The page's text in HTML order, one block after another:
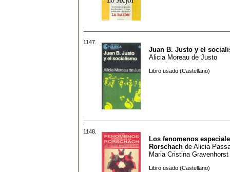
1147.
Juan B. Justo y el
Alicia Moreau de Justo
Libro usado (Castellano)
1148.
Los fenomenos
Rorschach de Alicia
Maria Cristina Gravenhorst
Libro usado (Castellano)